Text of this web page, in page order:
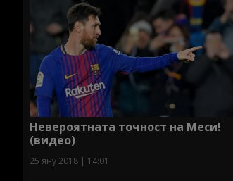
Невероятната точност на Меси!
(видео)
25 яну 2018 | 14:01